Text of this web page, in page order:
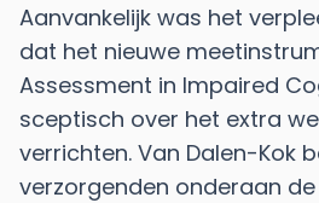
Aanvankelijk was het
dat het nieuwe
Assessment in Impaired
sceptisch over het extra
verrichten. Van Dalen-Kok
verzorgenden onderaan